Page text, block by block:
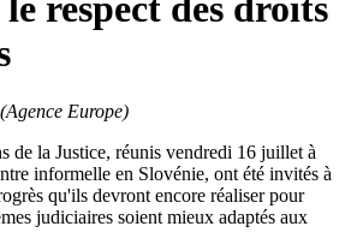
Europe)
de la Justice, réunis vendredi 16 juillet à
informelle en Slovénie, ont été invités à
qu'ils devront encore réaliser pour
judiciaires soient mieux adaptés aux